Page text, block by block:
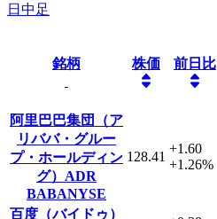
日中足
銘柄 株価 前日比
阿里巴巴集団（ア
リババ・グルー
プ・ホールディン
グ）ADR
BABANYSE
128.41
+1.60
+1.26%
百度（バイドゥ）